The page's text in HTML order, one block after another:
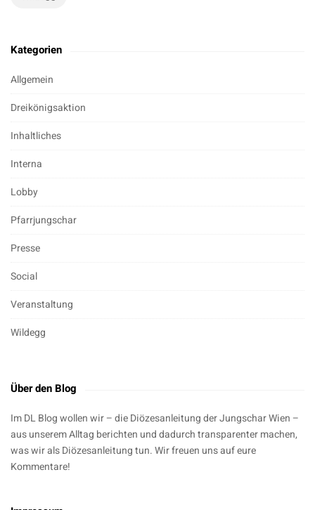
Kategorien
Allgemein
Dreikönigsaktion
Inhaltliches
Interna
Lobby
Pfarrjungschar
Presse
Social
Veranstaltung
Wildegg
Über den Blog
Im DL Blog wollen wir – die Diözesanleitung der Jungschar Wien –
aus unserem Alltag berichten und dadurch transparenter machen,
was wir als Diözesanleitung tun. Wir freuen uns auf eure
Kommentare!